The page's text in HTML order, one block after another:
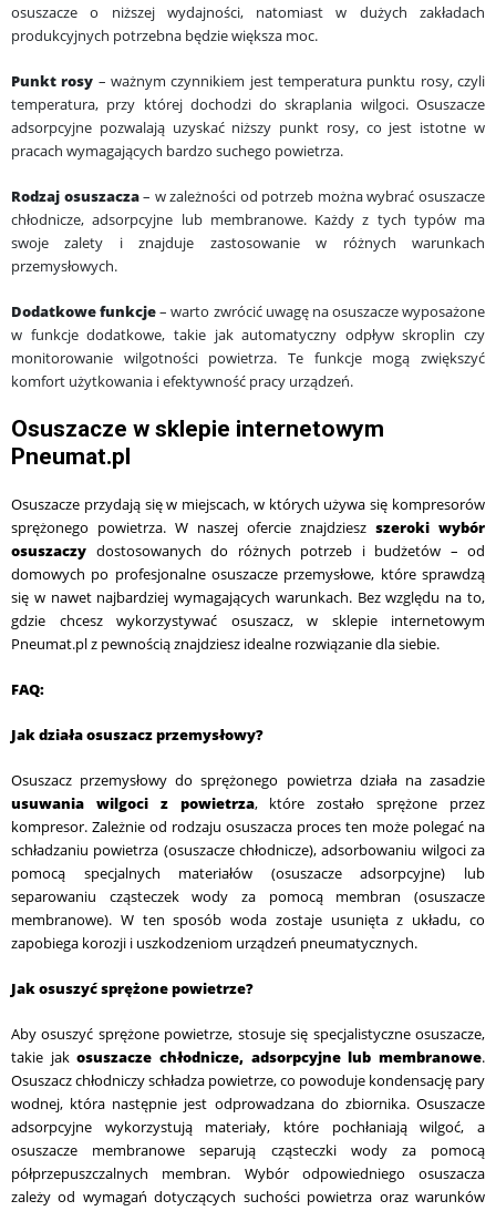
osuszacze o niższej wydajności, natomiast w dużych zakładach
produkcyjnych potrzebna będzie większa moc.
Punkt rosy – ważnym czynnikiem jest temperatura punktu rosy, czyli
temperatura, przy której dochodzi do skraplania wilgoci. Osuszacze
adsorpcyjne pozwalają uzyskać niższy punkt rosy, co jest istotne w
pracach wymagających bardzo suchego powietrza.
Rodzaj osuszacza– w zależności od potrzeb można wybrać osuszacze
chłodnicze, adsorpcyjne lub membranowe. Każdy z tych typów ma
swoje zalety i znajduje zastosowanie w różnych warunkach
przemysłowych.
Dodatkowe funkcje– warto zwrócić uwagę na osuszacze wyposażone
w funkcje dodatkowe, takie jak automatyczny odpływ skroplin czy
monitorowanie wilgotności powietrza. Te funkcje mogą zwiększyć
komfort użytkowania i efektywność pracy urządzeń.
Osuszacze w sklepie internetowym
Pneumat.pl
Osuszacze przydają się w miejscach, w których używa się kompresorów
sprężonego powietrza. W naszej ofercie znajdziesz szeroki wybór
osuszaczy dostosowanych do różnych potrzeb i budżetów – od
domowych po profesjonalne osuszacze przemysłowe, które sprawdzą
się w nawet najbardziej wymagających warunkach. Bez względu na to,
gdzie chcesz wykorzystywać osuszacz, w sklepie internetowym
Pneumat.pl z pewnością znajdziesz idealne rozwiązanie dla siebie.
FAQ:
Jak działa osuszacz przemysłowy?
Osuszacz przemysłowy do sprężonego powietrza działa na zasadzie
usuwania wilgoci z powietrza, które zostało sprężone przez
kompresor. Zależnie od rodzaju osuszacza proces ten może polegać na
schładzaniu powietrza (osuszacze chłodnicze), adsorbowaniu wilgoci za
pomocą specjalnych materiałów (osuszacze adsorpcyjne) lub
separowaniu cząsteczek wody za pomocą membran (osuszacze
membranowe). W ten sposób woda zostaje usunięta z układu, co
zapobiega korozji i uszkodzeniom urządzeń pneumatycznych.
Jak osuszyć sprężone powietrze?
Aby osuszyć sprężone powietrze, stosuje się specjalistyczne osuszacze,
takie jakosuszacze chłodnicze, adsorpcyjne lub membranowe.
Osuszacz chłodniczy schładza powietrze, co powoduje kondensację pary
wodnej, która następnie jest odprowadzana do zbiornika. Osuszacze
adsorpcyjne wykorzystują materiały, które pochłaniają wilgoć, a
osuszacze membranowe separują cząsteczki wody za pomocą
półprzepuszczalnych membran. Wybór odpowiedniego osuszacza
zależy od wymagań dotyczących suchości powietrza oraz warunków